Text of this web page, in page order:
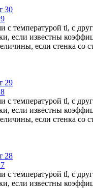
температурой tl, с
если известны
если стенка
температурой tl, с
если известны
если стенка
температурой tl, с
если известны